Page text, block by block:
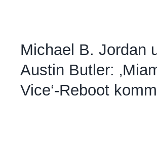
Michael B. Jordan
Austin Butler:
Vice‘-Reboot